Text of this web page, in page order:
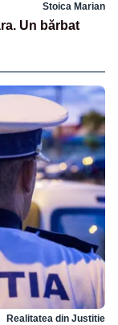
Stoica Marian
Un bărbat
Realitatea din Justitie